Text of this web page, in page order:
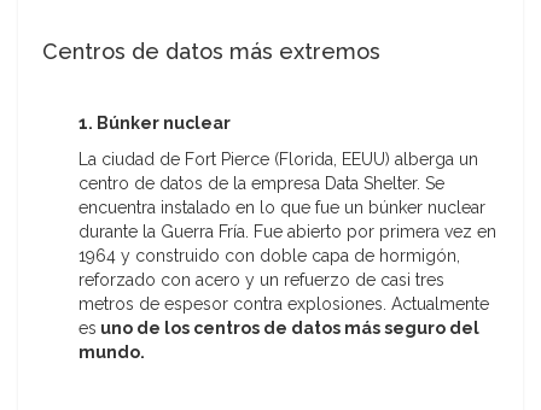
Centros de datos más extremos
1. Búnker nuclear
La ciudad de Fort Pierce (Florida, EEUU) alberga un
centro de datos de la empresa Data Shelter. Se
encuentra instalado en lo que fue un búnker nuclear
durante la Guerra Fría. Fue abierto por primera vez en
1964 y construido con doble capa de hormigón,
reforzado con acero y un refuerzo de casi tres
metros de espesor contra explosiones. Actualmente
es uno de los centros de datos más seguro del
mundo.